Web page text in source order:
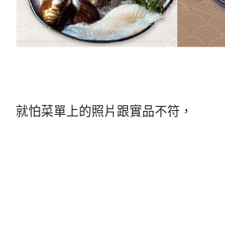
就怕菜單上的照片跟實品不符，